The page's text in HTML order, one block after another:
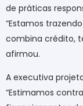
de práticas
“Estamos
combina crédito,
afirmou.
A executiva
“Estimamos